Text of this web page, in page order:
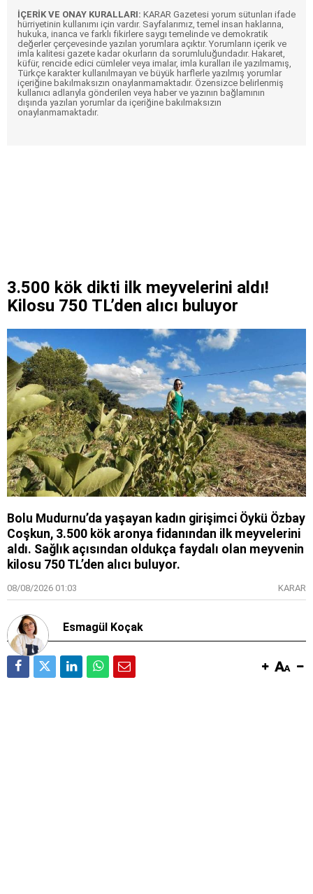
İÇERİK VE ONAY KURALLARI: KARAR Gazetesi yorum sütunları ifade
hürriyetinin kullanımı için vardır. Sayfalarımız, temel insan haklarına,
hukuka, inanca ve farklı fikirlere saygı temelinde ve demokratik
değerler çerçevesinde yazılan yorumlara açıktır. Yorumların içerik ve
imla kalitesi gazete kadar okurların da sorumluluğundadır. Hakaret,
küfür, rencide edici cümleler veya imalar, imla kuralları ile yazılmamış,
Türkçe karakter kullanılmayan ve büyük harflerle yazılmış yorumlar
içeriğine bakılmaksızın onaylanmamaktadır. Özensizce belirlenmiş
kullanıcı adlarıyla gönderilen veya haber ve yazının bağlamının
dışında yazılan yorumlar da içeriğine bakılmaksızın
onaylanmamaktadır.
3.500 kök dikti ilk meyvelerini aldı!
Kilosu 750 TL’den alıcı buluyor
Bolu Mudurnu’da yaşayan kadın girişimci Öykü Özbay
Coşkun, 3.500 kök aronya fidanından ilk meyvelerini
aldı. Sağlık açısından oldukça faydalı olan meyvenin
kilosu 750 TL’den alıcı buluyor.
08/08/2026 01:03 KARAR
Esmagül Koçak